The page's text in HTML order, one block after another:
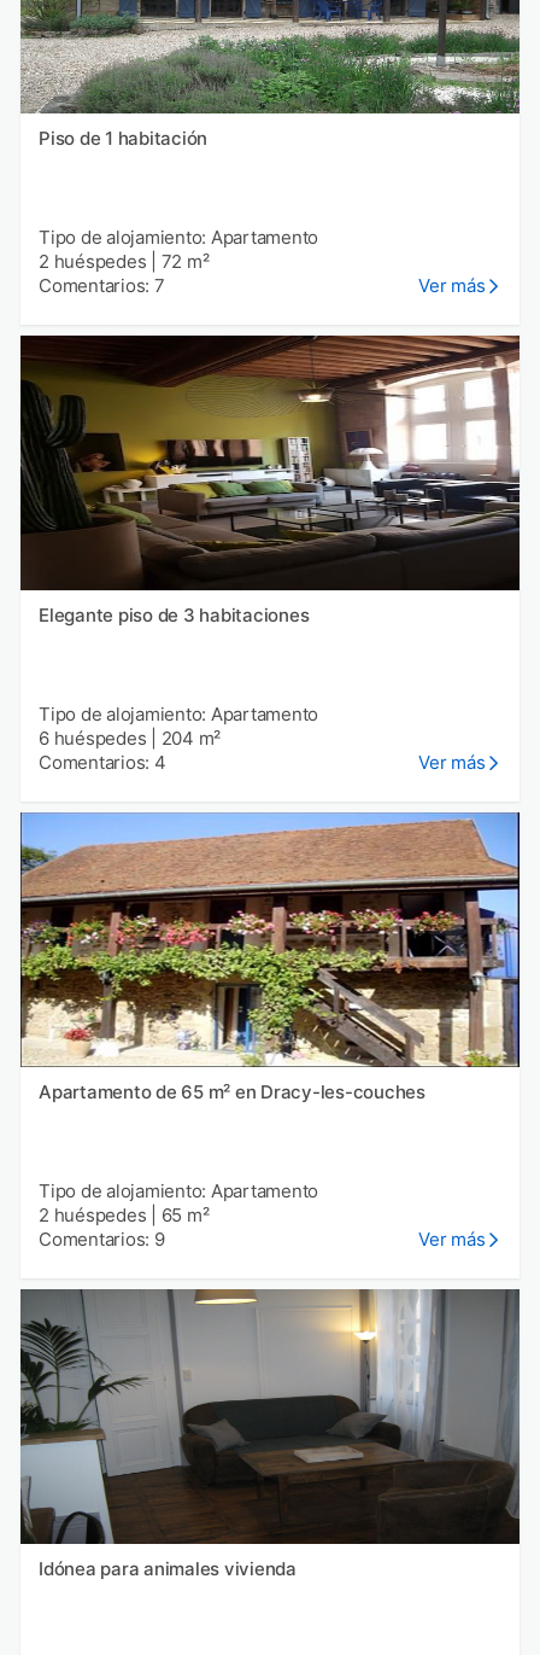
Piso de 1 habitación
Tipo de alojamiento: Apartamento
2 huéspedes
72 m²
Comentarios: 7
Ver más
Elegante piso de 3 habitaciones
Tipo de alojamiento: Apartamento
6 huéspedes
204 m²
Comentarios: 4
Ver más
Apartamento de 65 m² en Dracy-les-couches
Tipo de alojamiento: Apartamento
2 huéspedes
65 m²
Comentarios: 9
Ver más
Idónea para animales vivienda